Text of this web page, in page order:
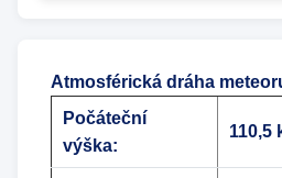
Atmosférická dráha
Počáteční
výška:
110,5